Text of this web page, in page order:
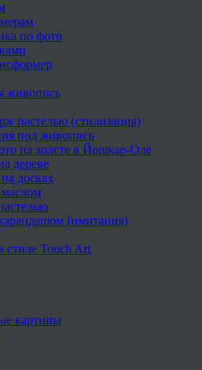
по фото
живопись
пастелью (стилизация)
под живопись
на холсте в Йошкар-Оле
дереве
досках
(имитация)
стиле Touch Art
картины